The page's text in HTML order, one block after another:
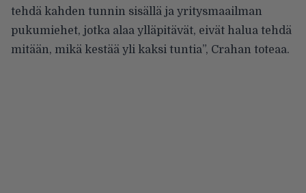
tehdä kahden tunnin sisällä ja yritysmaailman
pukumiehet, jotka alaa ylläpitävät, eivät halua tehdä
mitään, mikä kestää yli kaksi tuntia”, Crahan toteaa.